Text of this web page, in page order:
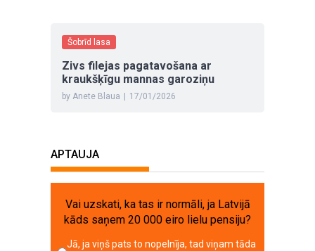
Šobrīd lasa
Zivs filejas pagatavošana ar
kraukšķīgu mannas garoziņu
by Anete Blaua 17/01/2026
APTAUJA
Vai uzskati, ka tas ir normāli, ja Latvijā
kāds saņem 20 000 eiro lielu pensiju?
Jā, ja viņš pats to nopelnīja, tad viņam tāda